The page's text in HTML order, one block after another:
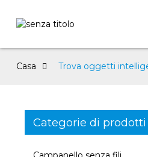
Casa Trova oggetti
Categorie di prodotti